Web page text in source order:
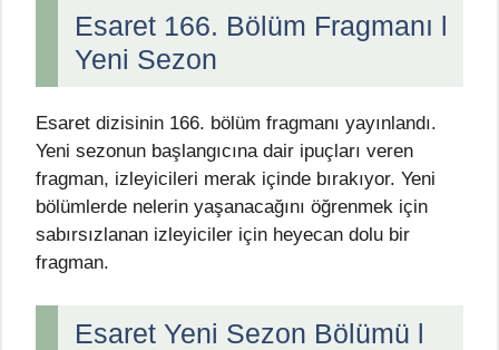
Esaret 166. Bölüm Fragmanı l
Yeni Sezon
Esaret dizisinin 166. bölüm fragmanı yayınlandı.
Yeni sezonun başlangıcına dair ipuçları veren
fragman, izleyicileri merak içinde bırakıyor. Yeni
bölümlerde nelerin yaşanacağını öğrenmek için
sabırsızlanan izleyiciler için heyecan dolu bir
fragman.
Esaret Yeni Sezon Bölümü l